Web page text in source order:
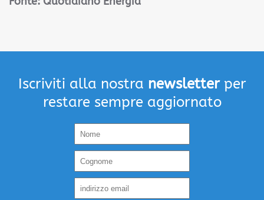
Iscriviti alla nostra newsletterper
restare sempre aggiornato